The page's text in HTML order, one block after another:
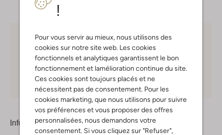
!
Pour vous servir au mieux, nous utilisons des
cookies sur notre site web. Les cookies
fonctionnels et analytiques garantissent le bon
fonctionnement et lamélioration continue du site.
Ces cookies sont toujours placés et ne
nécessitent pas de consentement. Pour les
cookies marketing, que nous utilisons pour suivre
vos préférences et vous proposer des offres
personnalisées, nous demandons votre
consentement. Si vous cliquez sur "Refuser",
Choisissez vous-même votre moment de livraison
30 joursde retours
Shopping en ligne en toute sécurité
Information produit